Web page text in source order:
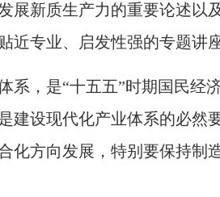
展新质生产力的重要论述
专业、启发性强的专题讲座
是“十五五”时期国民经
建设现代化产业体系的必
化方向发展，特别要保持